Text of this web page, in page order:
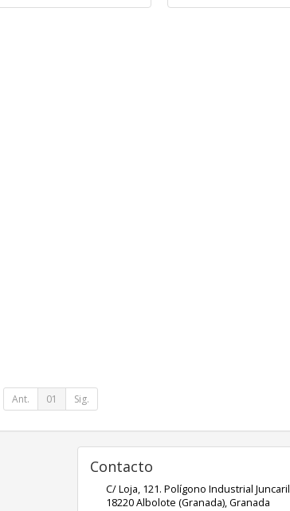
Ant. 01 Sig.
Contacto
C/ Loja, 121. Polígono Industrial Juncaril
18220Albolote (Granada),Granada